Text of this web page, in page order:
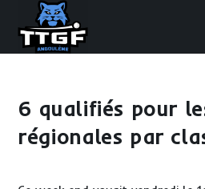
content
6 qualifiés pour
régionales par